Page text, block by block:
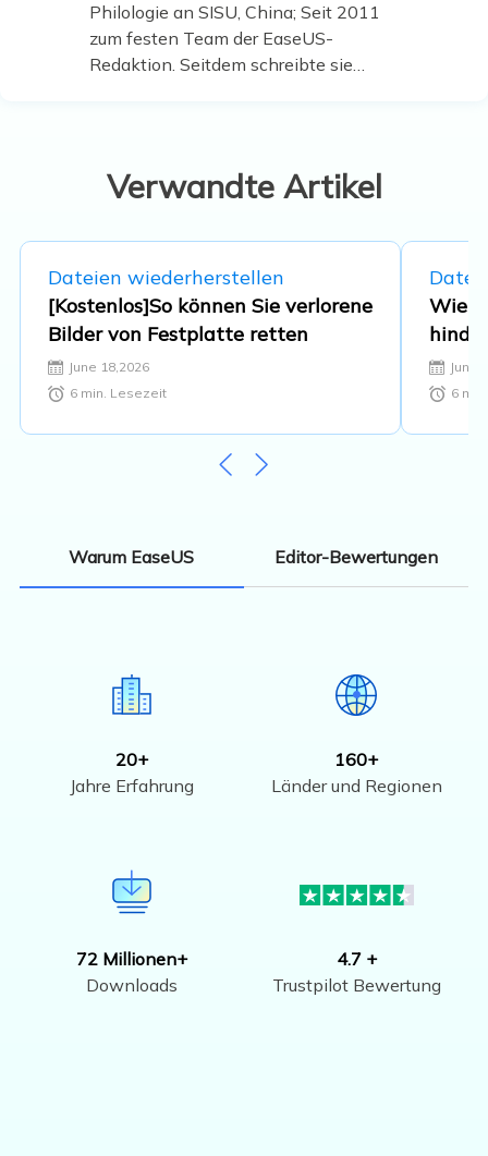
Philologie an SISU, China; Seit 2011
zum festen Team der EaseUS-
Redaktion. Seitdem schreibte sie
Verwandte Artikel
Dateien wiederherstellen
[Kostenlos]So können Sie verlorene
Bilder von Festplatte retten
June 18,2026
6min. Lesezeit
Wie
June
6
Warum EaseUS Editor-Bewertungen
20+
Jahre Erfahrung
160+
Länder und Regionen
72 Millionen+
Downloads
4.7 +
Trustpilot Bewertung